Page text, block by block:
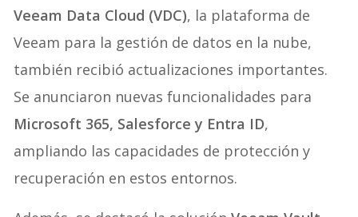
Veeam Data Cloud (VDC), la plataforma de
Veeam para la gestión de datos en la nube,
también recibió actualizaciones importantes.
Se anunciaron nuevas funcionalidades para
Microsoft 365, Salesforce y Entra ID,
ampliando las capacidades de protección y
recuperación en estos entornos.